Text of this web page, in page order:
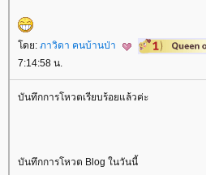
ดย: ภาวิดา คนบ้านป่า
7:14:58 น.
บันทึกการโหวตเรียบร้อยแล้วค่ะ
บันทึกการโหวต Blog ในวันนี้